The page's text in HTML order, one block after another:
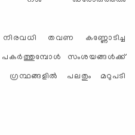
തവണ കണ്ണോടിച്ച
സംശയങ്ങള്‍ക്ക്
ഗ്രന്ഥങ്ങളില്‍ പലതും മറുപടി